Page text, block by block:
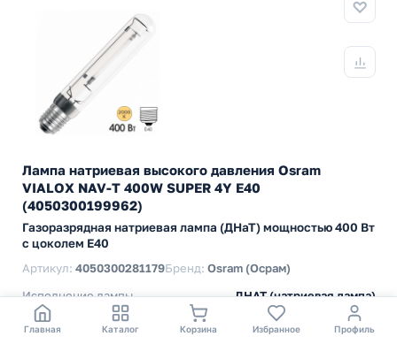
Лампа натриевая высокого давления Osram
VIALOX NAV-T 400W SUPER 4Y E40
(4050300199962)
Газоразрядная натриевая лампа (ДНаТ) мощностью 400 Вт
с цоколем E40
Артикул: 4050300281179Бренд: Osram (Осрам)
Исполнение лампы
ДНАТ (натриевая лампа)
Мощность
400 Вт
Цоколь
E40
Главная Каталог Корзина Избранное Профиль